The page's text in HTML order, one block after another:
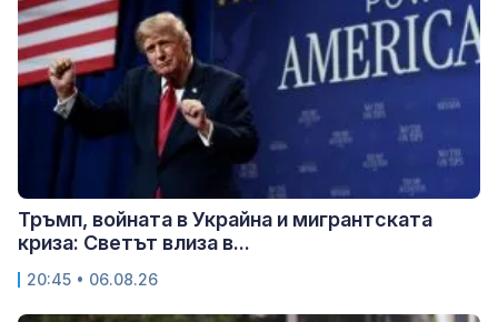
Тръмп, войната в Украйна и мигрантската
криза: Светът влиза в...
20:45 • 06.08.26